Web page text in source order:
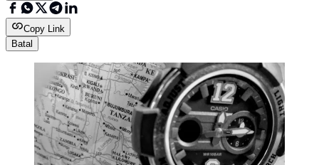
Copy Link
Batal